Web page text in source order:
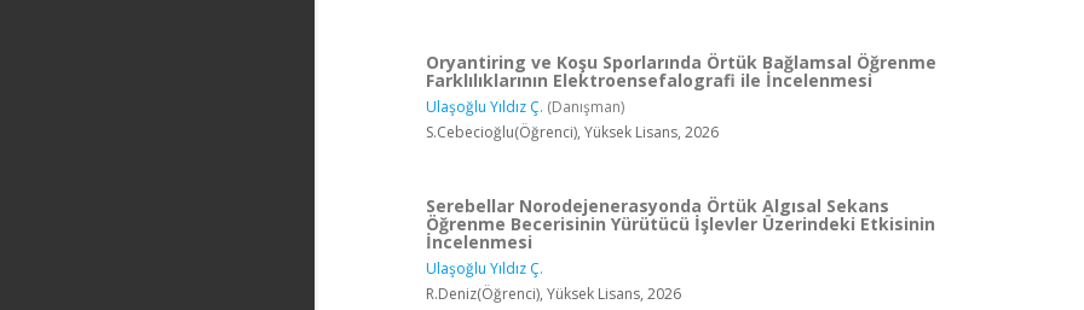
Oryantiring ve Koşu Sporlarında Örtük Bağlamsal Öğrenme
Farklılıklarının Elektroensefalografi ile İncelenmesi
Ulaşoğlu Yıldız Ç. (Danışman)
S.Cebecioğlu(Öğrenci), Yüksek Lisans, 2026
Serebellar Norodejenerasyonda Örtük Algısal Sekans
Öğrenme Becerisinin Yürütücü İşlevler Üzerindeki Etkisinin
İncelenmesi
Ulaşoğlu Yıldız Ç.
R.Deniz(Öğrenci), Yüksek Lisans, 2026